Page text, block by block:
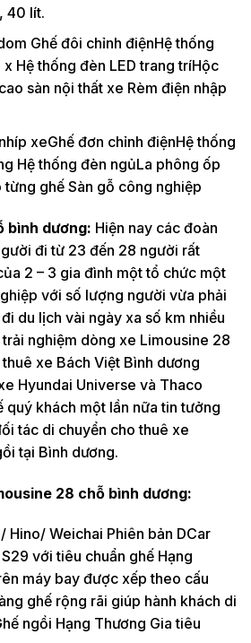
40 lít.
Ghế đôi chỉnh điệnHệ thống
Hệ thống đèn LED trang tríHộc
sàn nội thất xe Rèm điện nhập
xeGhế đơn chỉnh điệnHệ thống
Hệ thống đèn ngủLa phông ốp
từng ghế Sàn gỗ công nghiệp
bình dương: Hiện nay các đoàn
đi từ 23 đến 28 người rất
2 – 3 gia đình một tổ chức một
với số lượng người vừa phải
du lịch vài ngày xa số km nhiều
nghiệm dòng xe Limousine 28
xe Bách Việt Bình dương
Hyundai Universe và Thaco
quý khách một lần nữa tin tưởng
tác di chuyển cho thuê xe
tại Bình dương.
28 chỗ bình dương:
Hino/ Weichai Phiên bản DCar
với tiêu chuẩn ghế Hạng
máy bay được xếp theo cấu
ghế rộng rãi giúp hành khách di
ngồi Hạng Thương Gia tiêu